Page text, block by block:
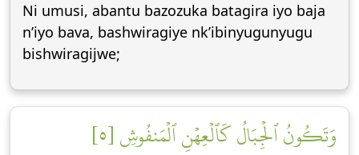
Ni umusi, abantu bazozuka batagira iyo baja
n’iyo bava, bashwiragiye nk’ibinyugunyugu
bishwiragijwe;
وَتَكُونُ ٱلۡجِبَالُ كَٱلۡعِهۡنِ ٱلۡمَنفُوشِ [٥]